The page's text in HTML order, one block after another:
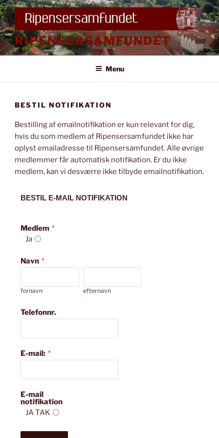
Videre
til
indhold
RIPENSERSAMFUNDET
Menu
BESTIL NOTIFIKATION
Bestilling af emailnotifikation er kun relevant for dig,
hvis du som medlem af Ripensersamfundet ikke har
oplyst emailadresse til Ripensersamfundet. Alle øvrige
medlemmer får automatisk notifikation. Er du ikke
medlem, kan vi desværre ikke tilbyde emailnotifikation.
BESTIL E-MAIL NOTIFIKATION
Medlem *
Ja
Navn *
fornavn efternavn
Telefonnr.
E-mail: *
E-mail
notifikation
JA TAK